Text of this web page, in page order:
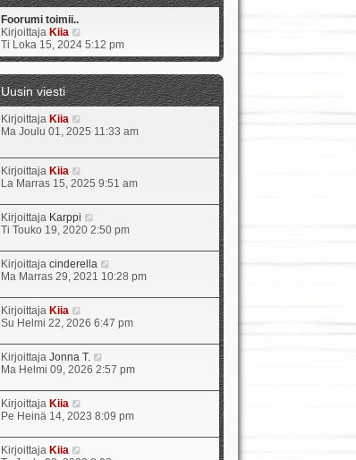
Foorumi toimii..
KirjoittajaKiia
ä
y
ä
u
u
i
v
e
t
Ti Loka 15, 2024 5:12 pm
Uusin viesti
KirjoittajaKiia
ä
t
u
s
n
i
e
s
Ma Joulu 01, 2025 11:33 am
KirjoittajaKiia
ä
t
ä
u
s
i
n
v
e
t
i
La Marras 15, 2025 9:51 am
Kirjoittaja Karppi
ä
t
ä
u
i
n
v
i
e
t
Ti Touko 19, 2020 2:50 pm
Kirjoittajacinderella
ä
t
u
i
n
v
e
t
Ma Marras 29, 2021 10:28 pm
KirjoittajaKiia
ä
t
ä
u
i
n
v
Su Helmi 22, 2026 6:47 pm
KirjoittajaJonna T.
ä
t
u
i
Ma Helmi 09, 2026 2:57 pm
KirjoittajaKiia
ä
t
Pe Heinä 14, 2023 8:09 pm
KirjoittajaKiia